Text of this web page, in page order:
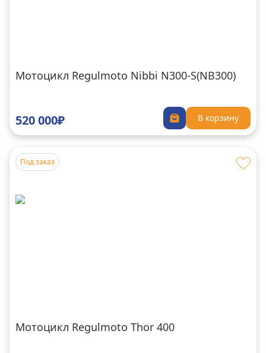
Мотоцикл Regulmoto Nibbi N300-S(NB300)
520 000₽ В корзину
Под заказ
Мотоцикл Regulmoto Thor 400